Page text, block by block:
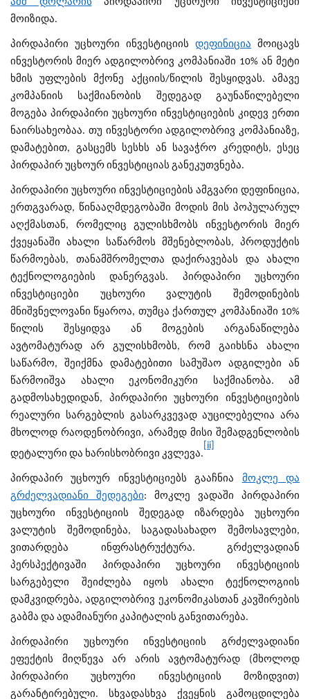
აშშ დოლარის პირდაპირი უცხოური ინვესტიციები
მოიზიდა.
პირდაპირი უცხოური ინვესტიციის დეფინიცია მოიცავს
ინვესტორის მიერ ადგილობრივ კომპანიაში 10% ან მეტი
ხმის უფლების მქონე აქციის/წილის შესყიდვას. ამავე
კომპანიის საქმიანობის შედეგად გაუნაწილებელი
მოგება პირდაპირი უცხოური ინვესტიციების კიდევ ერთი
ნაირსახეობაა. თუ ინვესტორი ადგილობრივ კომპანიაზე,
დამატებით, გასცემს სესხს ან სავაჭრო კრედიტს, ესეც
პირდაპირ უცხოურ ინვესტიციას განეკუთვნება.
პირდაპირი უცხოური ინვესტიციების ამგვარი დეფინიცია,
ერთგვარად, წინააღმდეგობაში მოდის მის პოპულარულ
აღქმასთან, რომელიც გულისხმობს ინვესტორის მიერ
ქვეყანაში ახალი საწარმოს მშენებლობას, პროდუქტის
წარმოებას, თანამშრომელთა დაქირავებას და ახალი
ტექნოლოგიების დანერგვას. პირდაპირი უცხოური
ინვესტიციები უცხოური ვალუტის შემოდინების
მნიშვნელოვანი წყაროა, თუმცა ქართულ კომპანიაში 10%
წილის შესყიდვა ან მოგების არგანაწილება
ავტომატურად არ გულისხმობს, რომ გაიხსნა ახალი
საწარმო, შეიქმნა დამატებითი სამუშაო ადგილები ან
წარმოიშვა ახალი ეკონომიკური საქმიანობა. ამ
გადმოსახედიდან, პირდაპირი უცხოური ინვესტიციების
რეალური სარგებლის გასარკვევად აუცილებელია არა
მხოლოდ რაოდენობრივი, არამედ მისი შემადგენლობის
დეტალური და ხარისხობრივი კვლევა.
[ii]
პირდაპირ უცხოურ ინვესტიციებს გააჩნია მოკლე და
გრძელვადიანი შედეგები: მოკლე ვადაში პირდაპირი
უცხოური ინვესტიციის შედეგად იზარდება უცხოური
ვალუტის შემოდინება, საგადასახადო შემოსავლები,
ვითარდება ინფრასტრუქტურა. გრძელვადიან
პერსპექტივაში პირდაპირი უცხოური ინვესტიციის
სარგებელი შეიძლება იყოს ახალი ტექნოლოგიის
დამკვიდრება, ადგილობრივ ეკონომიკასთან კავშირების
გაბმა და ადამიანური კაპიტალის განვითარება.
პირდაპირი უცხოური ინვესტიციის გრძელვადიანი
ეფექტის მიღწევა არ არის ავტომატურად (მხოლოდ
პირდაპირი უცხოური ინვესტიციის მოზიდვით)
გარანტირებული. სხვადასხვა ქვეყნის გამოცდილება